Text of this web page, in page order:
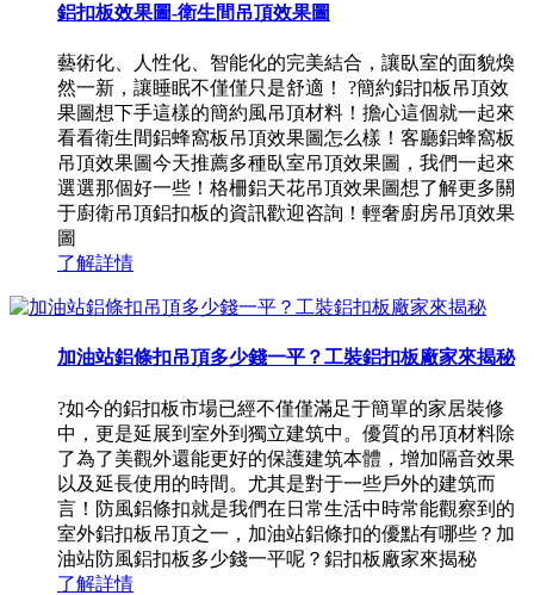
鋁扣板效果圖-衛生間吊頂效果圖
藝術化、人性化、智能化的完美結合，讓臥室的面貌煥
然一新，讓睡眠不僅僅只是舒適！ ?簡約鋁扣板吊頂效
果圖想下手這樣的簡約風吊頂材料！擔心這個就一起來
看看衛生間鋁蜂窩板吊頂效果圖怎么樣！客廳鋁蜂窩板
吊頂效果圖今天推薦多種臥室吊頂效果圖，我們一起來
選選那個好一些！格柵鋁天花吊頂效果圖想了解更多關
于廚衛吊頂鋁扣板的資訊歡迎咨詢！輕奢廚房吊頂效果
圖
了解詳情
加油站鋁條扣吊頂多少錢一平？工裝鋁扣板廠家來揭秘
?如今的鋁扣板市場已經不僅僅滿足于簡單的家居裝修
中，更是延展到室外到獨立建筑中。優質的吊頂材料除
了為了美觀外還能更好的保護建筑本體，增加隔音效果
以及延長使用的時間。尤其是對于一些戶外的建筑而
言！防風鋁條扣就是我們在日常生活中時常能觀察到的
室外鋁扣板吊頂之一，加油站鋁條扣的優點有哪些？加
油站防風鋁扣板多少錢一平呢？鋁扣板廠家來揭秘
了解詳情